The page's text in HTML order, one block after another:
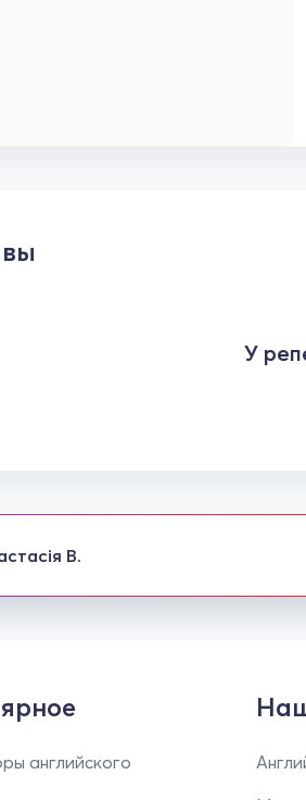
У
В.
английского